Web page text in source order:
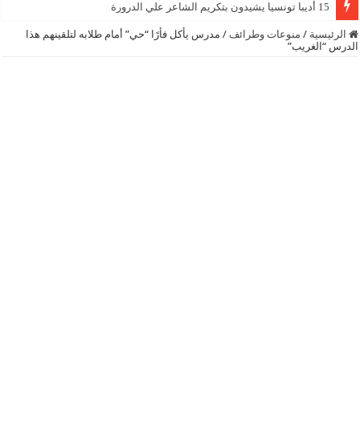
15 أديبا تونسيا يشيدون بتكريم الشاعر علي الدرورة
الرئيسية / منوعات وطرائف / مدرس يأكل فأرًا “حي” أمام طلابه لتلقينهم هذا
الدرس “الغريب”